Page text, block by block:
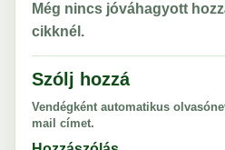
Még nincs jóváhagyott
cikknél.
Szólj hozzá
Vendégként automatikus
mail címet.